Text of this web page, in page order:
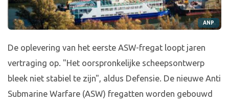
ANP
De oplevering van het eerste ASW-fregat loopt jaren
vertraging op. "Het oorspronkelijke scheepsontwerp
bleek niet stabiel te zijn", aldus Defensie. De nieuwe Anti
Submarine Warfare (ASW) fregatten worden gebouwd